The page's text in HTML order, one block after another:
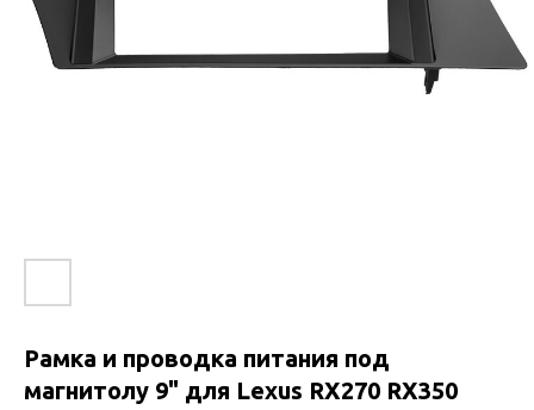
Рамка и проводка питания под
магнитолу 9" для Lexus RX270 RX350